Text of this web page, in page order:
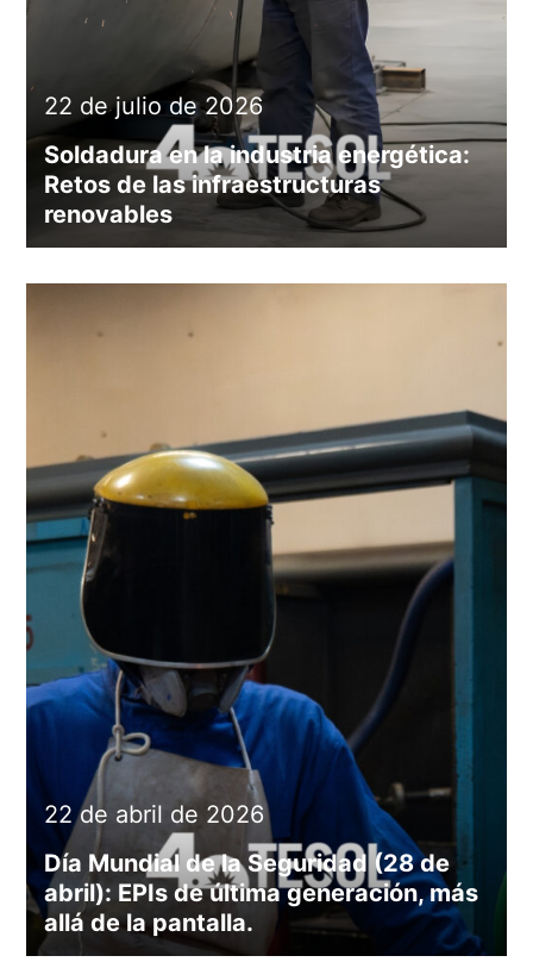
Soldadura en la industria energética:
Retos de las infraestructuras
renovables
22 de julio de 2026
Día Mundial de la Seguridad (28 de
abril): EPIs de última generación, más
allá de la pantalla.
22 de abril de 2026